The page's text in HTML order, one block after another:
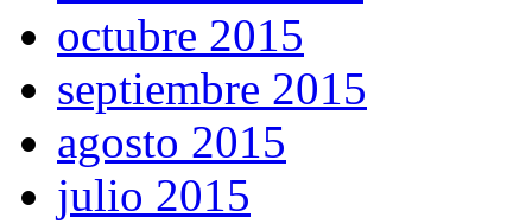
octubre 2015
septiembre 2015
agosto 2015
julio 2015